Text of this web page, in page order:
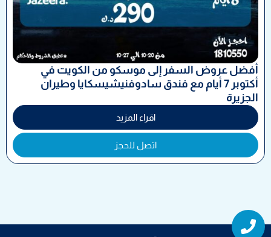
Phone
Whatsapp
أفضل عروض السفر إلى موسكو من الكويت في
أكتوبر 7 أيام مع فندق سادوفنيشيسكايا وطيران
الجزيرة
اقراء المزيد
اتصل للحجز